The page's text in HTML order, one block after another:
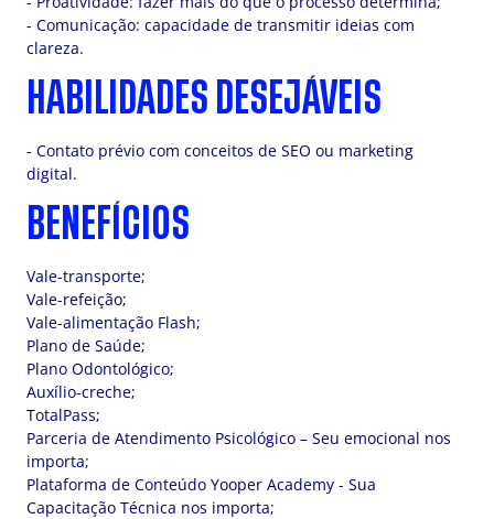
- Comunicação: capacidade de transmitir ideias com
clareza.
HABILIDADES DESEJÁVEIS
- Contato prévio com conceitos de SEO ou marketing
digital.
BENEFÍCIOS
Vale-transporte;
Vale-refeição;
Vale-alimentação Flash;
Plano de Saúde;
Plano Odontológico;
Auxílio-creche;
TotalPass;
Parceria de Atendimento Psicológico – Seu emocional nos
importa;
Plataforma de Conteúdo Yooper Academy - Sua
Capacitação Técnica nos importa;